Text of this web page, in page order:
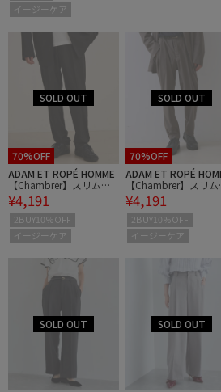
イージーケア
70%OFF
ADAM ET ROPÉ HOMME
【Chambrer】スリムテ
ーパード センタープレス
スラックス / セットアッ
プ対応
¥4,191
2BUY10%OFF
イージーケア
70%OFF
ADAM ET ROPÉ
【Chambrer】スリム
ーパード センタープ
スラックス / セットア
プ対応
¥4,191
2BUY10%OFF
イージーケア